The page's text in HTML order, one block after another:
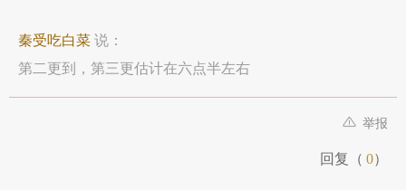
秦受吃白菜 说：
第二更到，第三更估计在六点半左右
举报
回复（ 0）